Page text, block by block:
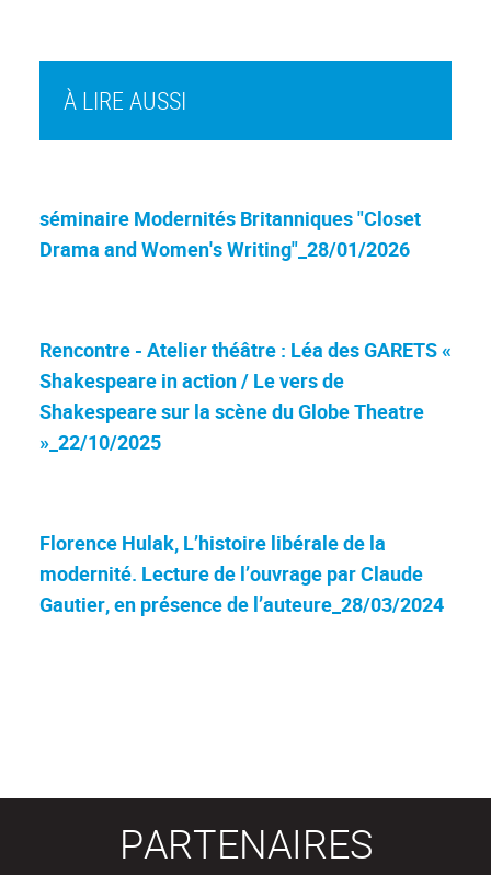
À LIRE AUSSI
séminaire Modernités Britanniques "Closet
Drama and Women's Writing"_28/01/2026
Rencontre - Atelier théâtre : Léa des GARETS «
Shakespeare in action / Le vers de
Shakespeare sur la scène du Globe Theatre
»_22/10/2025
Florence Hulak, L’histoire libérale de la
modernité. Lecture de l’ouvrage par Claude
Gautier, en présence de l’auteure_28/03/2024
PARTENAIRES